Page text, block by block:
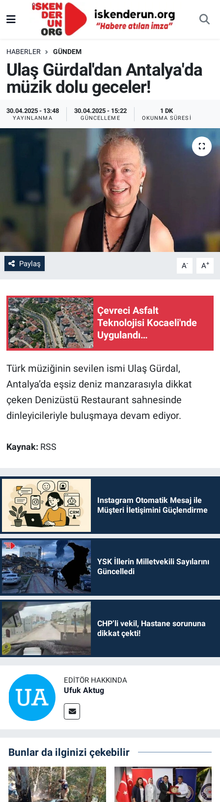
HABERLER GÜNDEM
Ulaş Gürdal'dan Antalya'da
müzik dolu geceler!
30.04.2025 - 13:48
YAYINLANMA
30.04.2025 - 15:22
GÜNCELLEME
1 DK
OKUNMA SÜRESI
Paylaş A- A+
Çevreci Asfalt
Teknolojisi Kocaeli'nde
Uygulandı…
Türk müziğinin sevilen ismi Ulaş Gürdal,
Antalya’da eşsiz deniz manzarasıyla dikkat
çeken Denizüstü Restaurant sahnesinde
dinleyicileriyle buluşmaya devam ediyor.
Kaynak: RSS
Instagram Otomatik Mesaj ile
Müşteri İletişimini Güçlendirme
YSK İllerin Milletvekili Sayılarını
Güncelledi
CHP’li vekil, Hastane sorununa
dikkat çekti!
EDITÖR HAKKINDA
Ufuk Aktug
Bunlar da ilginizi çekebilir